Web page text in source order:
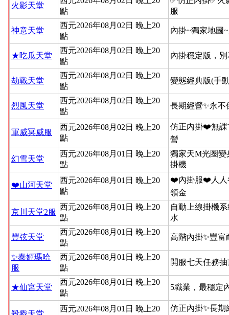
火影天堂
點
服
神意天堂
西元2026年08月02日 晚上20
點
內掛~獨家地圖
★吃瓜天堂
西元2026年08月02日 晚上20
點
內掛穩定版，
劫戰天堂
西元2026年08月02日 晚上20
點
變態經典版(手
烈風天堂
西元2026年08月02日 晚上20
點
長期經營✨永不
軍威冥威服
西元2026年08月02日 晚上20
點
仿正內掛❤️無
營
幻雪天堂
西元2026年08月01日 晚上20
點
獨家天M光圈變
掛機
❤️山河天堂
西元2026年08月01日 晚上20
點
❤️內掛服❤️人人
領金
京川天堂2服
西元2026年08月01日 晚上20
點
自動上線掛機
水
豐弦天堂
西元2026年08月01日 晚上20
點
高階內掛✨豐富
✨泰姬瑪哈
服
西元2026年08月01日 晚上20
點
開服七天任務
★仙宮天堂
西元2026年08月01日 晚上20
點
5職業，最穩定
西元2026年08月01日 晚上20
仿正內掛✨長